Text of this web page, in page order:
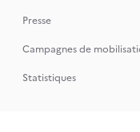
Presse
Campagnes de
Statistiques